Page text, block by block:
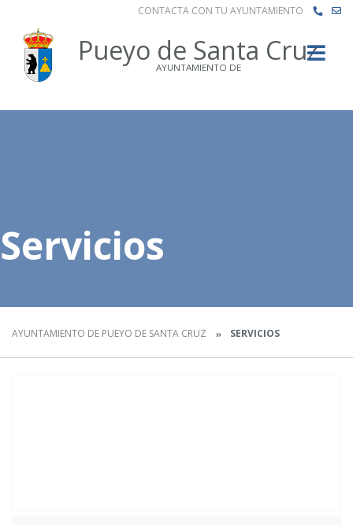
CONTACTA CON TU AYUNTAMIENTO
Pueyo de Santa Cruz
AYUNTAMIENTO DE
Servicios
AYUNTAMIENTO DE PUEYO DE SANTA CRUZ SERVICIOS